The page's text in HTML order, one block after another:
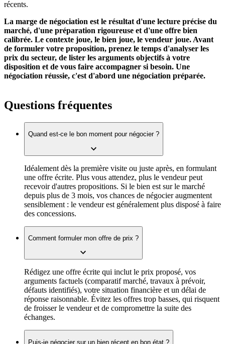
récents.
La marge de négociation est le résultat d'une lecture précise du
marché, d'une préparation rigoureuse et d'une offre bien
calibrée. Le contexte joue, le bien joue, le vendeur joue. Avant
de formuler votre proposition, prenez le temps d'analyser les
prix du secteur, de lister les arguments objectifs à votre
disposition et de vous faire accompagner si besoin. Une
négociation réussie, c'est d'abord une négociation préparée.
Questions fréquentes
Quand est-ce le bon moment pour négocier ?
Idéalement dès la première visite ou juste après, en formulant
une offre écrite. Plus vous attendez, plus le vendeur peut
recevoir d'autres propositions. Si le bien est sur le marché
depuis plus de 3 mois, vos chances de négocier augmentent
sensiblement : le vendeur est généralement plus disposé à faire
des concessions.
Comment formuler mon offre de prix ?
Rédigez une offre écrite qui inclut le prix proposé, vos
arguments factuels (comparatif marché, travaux à prévoir,
défauts identifiés), votre situation financière et un délai de
réponse raisonnable. Évitez les offres trop basses, qui risquent
de froisser le vendeur et de compromettre la suite des
échanges.
Puis-je négocier sur un bien récent en bon état ?